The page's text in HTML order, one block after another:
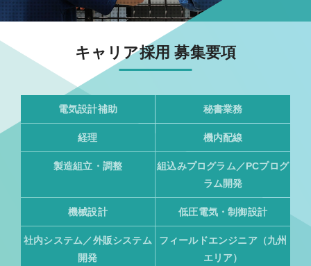
キャリア採用 募集要項
電気設計補助 秘書業務
経理 機内配線
製造組立・調整
組込みプログラム／PCプログ
ラム開発
機械設計 低圧電気・制御設計
社内システム／外販システム
開発
フィールドエンジニア（九州
エリア）